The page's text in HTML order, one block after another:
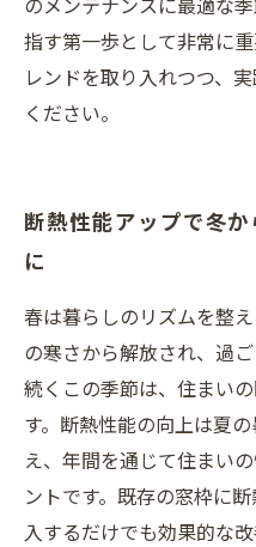
指す第一歩として非常に
レンドを取り入れつつ、
ください。
断熱性能アップで冬
に
春は暮らしのリズムを整
の寒さから解放され、過
続くこの季節は、住まい
す。断熱性能の向上は夏
え、年間を通じて住まい
ントです。既存の窓枠に
入するだけでも効果的な